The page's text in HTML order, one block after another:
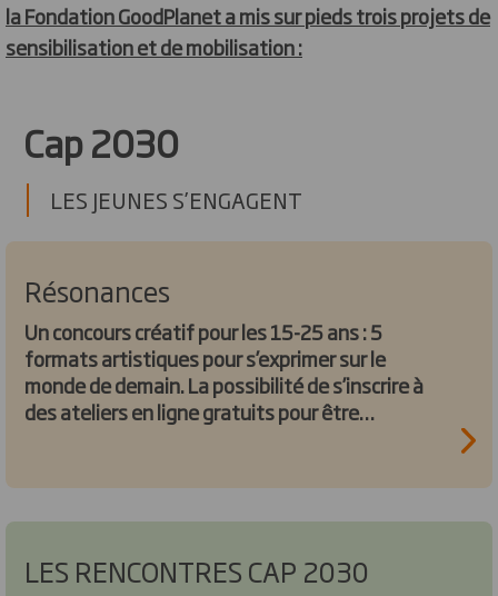
la Fondation GoodPlanet a mis sur pieds trois projets de
sensibilisation et de mobilisation :
Cap 2030
LES JEUNES S’ENGAGENT
Résonances
Un concours créatif pour les 15-25 ans : 5
formats artistiques pour s’exprimer sur le
monde de demain. La possibilité de s’inscrire à
des ateliers en ligne gratuits pour être
LES RENCONTRES CAP 2030